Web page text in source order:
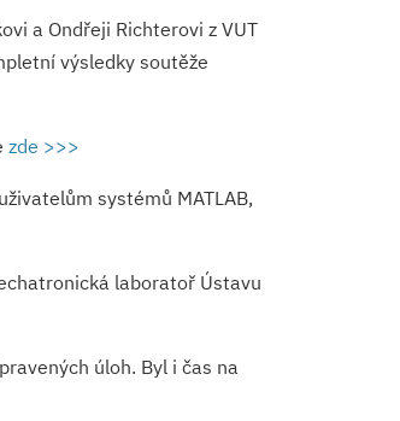
a Ondřeji Richterovi z VUT
výsledky soutěže
zde >>>
systémů MATLAB,
laboratoř Ústavu
úloh. Byl i čas na